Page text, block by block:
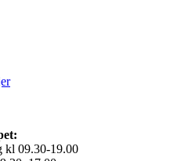
kl 09.30-19.00